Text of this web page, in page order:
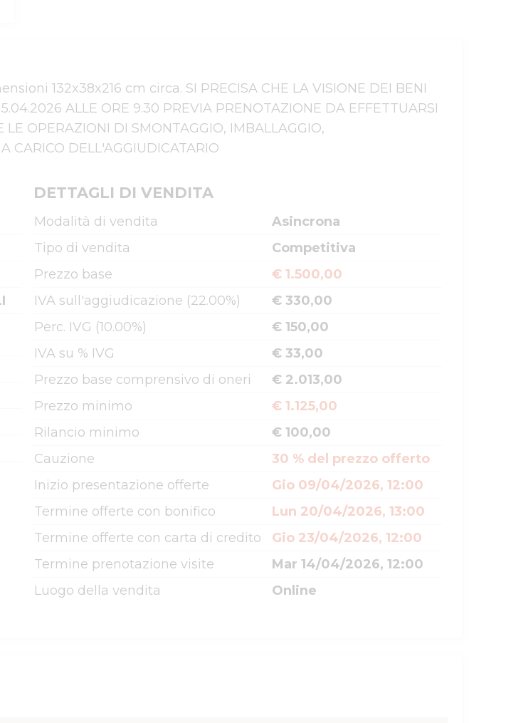
132x38x216 cm circa. SI PRECISA CHE LA VISIONE DEI BENI
ALLE ORE 9.30 PREVIA PRENOTAZIONE DA EFFETTUARSI
OPERAZIONI DI SMONTAGGIO, IMBALLAGGIO,
CARICO DELL'AGGIUDICATARIO
DETTAGLI DI VENDITA
Modalità di vendita
Asincrona
Tipo di vendita
Competitiva
Prezzo base
€ 1.500,00
IVA sull'aggiudicazione (22.00%)
€ 330,00
Perc. IVG (10.00%)
€ 150,00
IVA su % IVG
€ 33,00
Prezzo base comprensivo di oneri
€ 2.013,00
Prezzo minimo
€ 1.125,00
Rilancio minimo
€ 100,00
Cauzione
30 % del prezzo offerto
Inizio presentazione offerte
Gio 09/04/2026, 12:00
Termine offerte con bonifico
Lun 20/04/2026, 13:00
Termine offerte con carta di credito
Gio 23/04/2026, 12:00
Termine prenotazione visite
Mar 14/04/2026, 12:00
Luogo della vendita
Online